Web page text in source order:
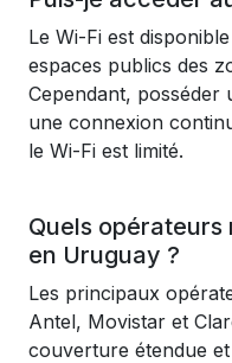
Le Wi-Fi est
espaces publics des
Cependant, posséder
une connexion
le Wi-Fi est limité.
Quels opérateurs
en Uruguay ?
Les principaux
Antel, Movistar et
couverture étendue